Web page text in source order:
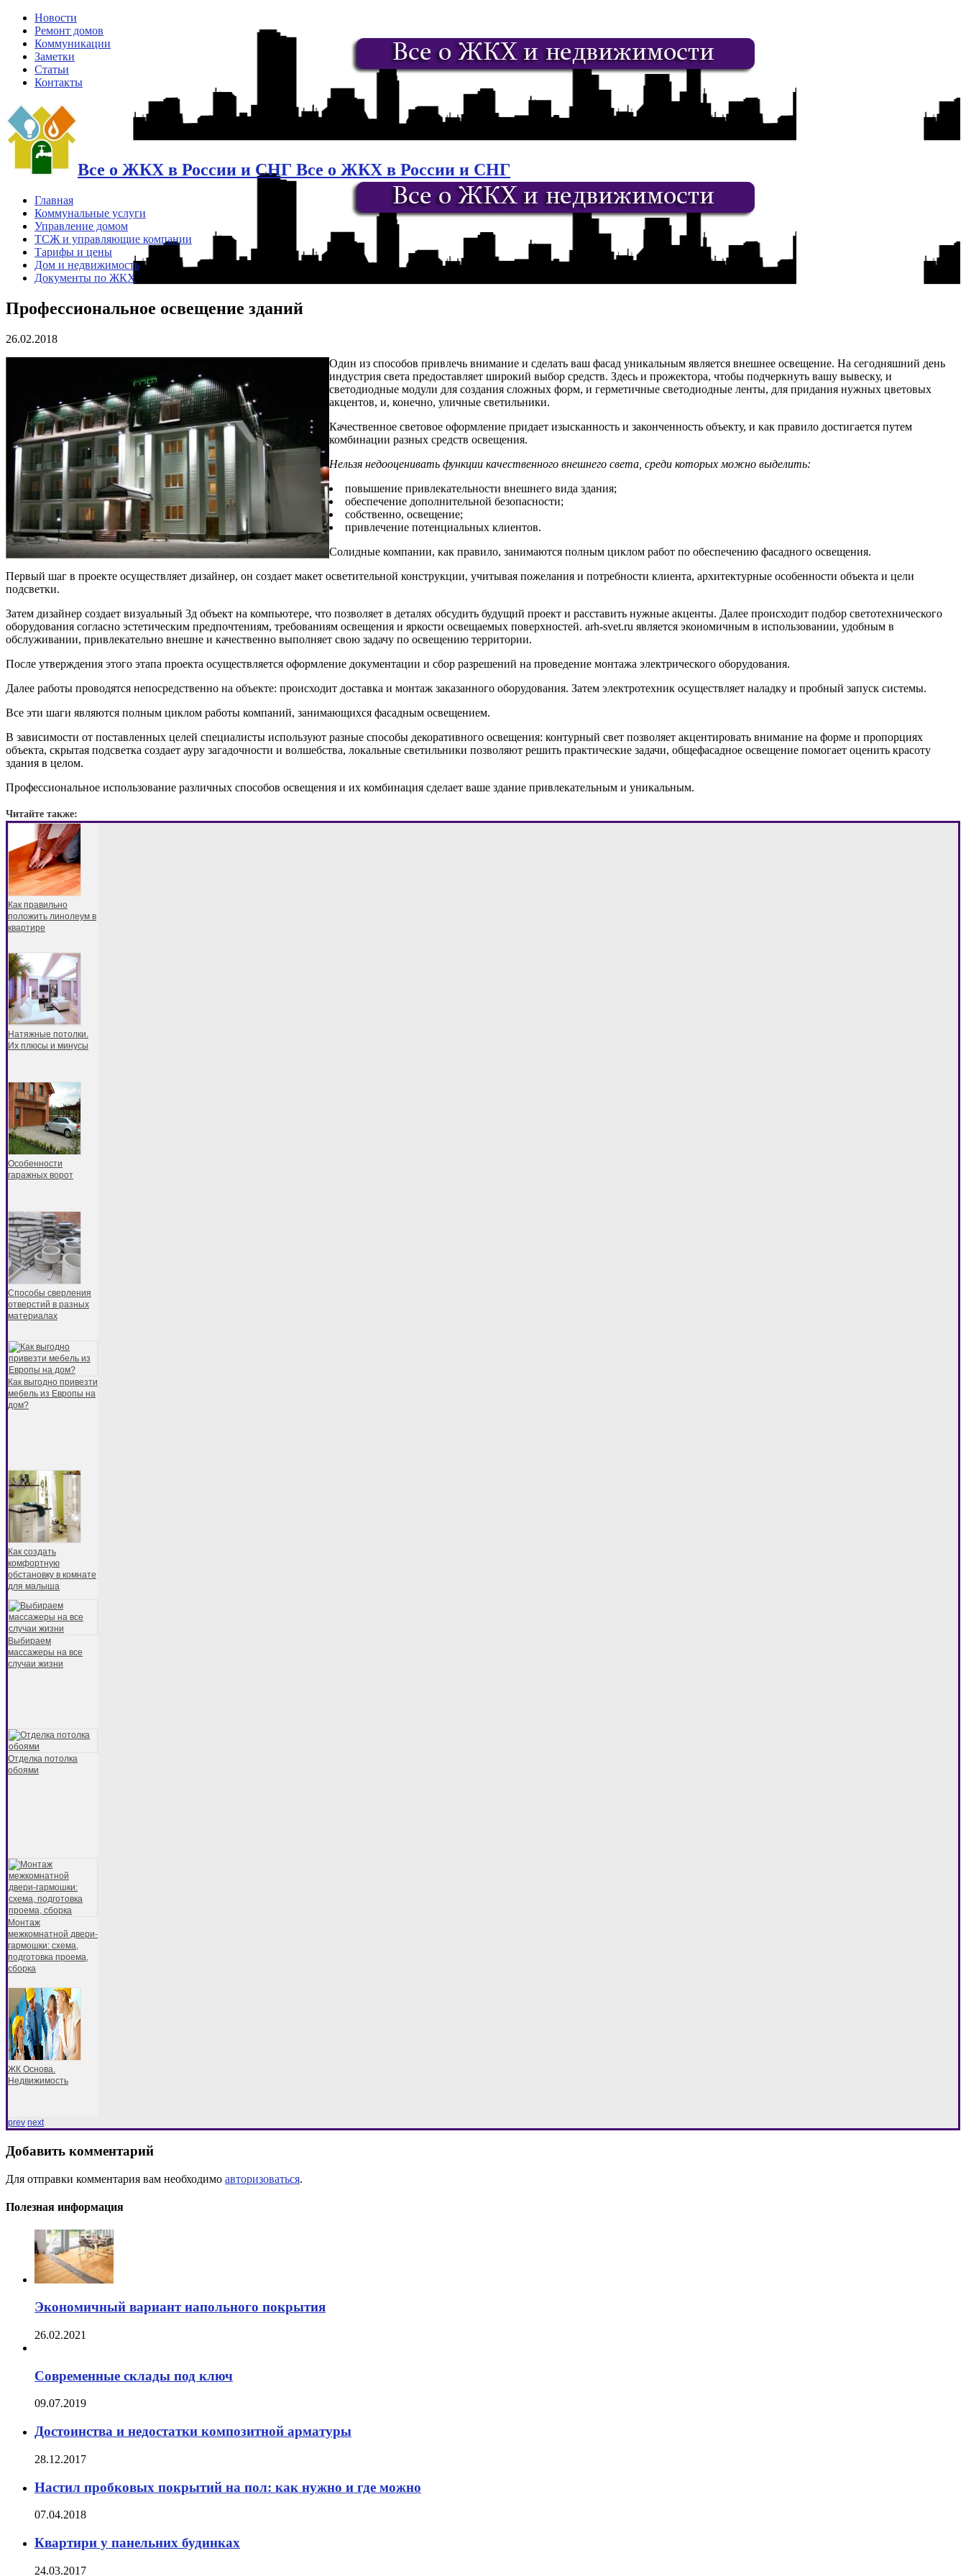
Новости
Ремонт домов
Коммуникации
Заметки
Статьи
Контакты
Все о ЖКХ в России и СНГ Все о ЖКХ в России и СНГ
Главная
Коммунальные услуги
Управление домом
ТСЖ и управляющие компании
Тарифы и цены
Дом и недвижимость
Документы по ЖКХ
Профессиональное освещение зданий
26.02.2018
Один из способов привлечь внимание и сделать ваш фасад уникальным является внешнее освещение. На сегодняшний день
индустрия света предоставляет широкий выбор средств. Здесь и прожектора, чтобы подчеркнуть вашу вывеску, и
светодиодные модули для создания сложных форм, и герметичные светодиодные ленты, для придания нужных цветовых
акцентов, и, конечно, уличные светильники.
Качественное световое оформление придает изысканность и законченность объекту, и как правило достигается путем
комбинации разных средств освещения.
Нельзя недооценивать функции качественного внешнего света, среди которых можно выделить:
повышение привлекательности внешнего вида здания;
обеспечение дополнительной безопасности;
собственно, освещение;
привлечение потенциальных клиентов.
Солидные компании, как правило, занимаются полным циклом работ по обеспечению фасадного освещения.
Первый шаг в проекте осуществляет дизайнер, он создает макет осветительной конструкции, учитывая пожелания и потребности клиента, архитектурные особенности объекта и цели
подсветки.
Затем дизайнер создает визуальный 3д объект на компьютере, что позволяет в деталях обсудить будущий проект и расставить нужные акценты. Далее происходит подбор светотехнического
оборудования согласно эстетическим предпочтениям, требованиям освещения и яркости освещаемых поверхностей. arh-svet.ru является экономичным в использовании, удобным в
обслуживании, привлекательно внешне и качественно выполняет свою задачу по освещению территории.
После утверждения этого этапа проекта осуществляется оформление документации и сбор разрешений на проведение монтажа электрического оборудования.
Далее работы проводятся непосредственно на объекте: происходит доставка и монтаж заказанного оборудования. Затем электротехник осуществляет наладку и пробный запуск системы.
Все эти шаги являются полным циклом работы компаний, занимающихся фасадным освещением.
В зависимости от поставленных целей специалисты используют разные способы декоративного освещения: контурный свет позволяет акцентировать внимание на форме и пропорциях
объекта, скрытая подсветка создает ауру загадочности и волшебства, локальные светильники позволяют решить практические задачи, общефасадное освещение помогает оценить красоту
здания в целом.
Профессиональное использование различных способов освещения и их комбинация сделает ваше здание привлекательным и уникальным.
Читайте также:
Как правильно
положить линолеум в
квартире
Натяжные потолки.
Их плюсы и минусы
Особенности
гаражных ворот
Способы сверления
отверстий в разных
материалах
Как выгодно привезти
мебель из Европы на
дом?
Как создать
комфортную
обстановку в комнате
для малыша
Выбираем
массажеры на все
случаи жизни
Отделка потолка
обоями
Монтаж
межкомнатной двери-
гармошки: схема,
подготовка проема,
сборка
ЖК Основа.
Недвижимость
prev next
Добавить комментарий
Для отправки комментария вам необходимо авторизоваться.
Полезная информация
Экономичный вариант напольного покрытия
26.02.2021
Современные склады под ключ
09.07.2019
Достоинства и недостатки композитной арматуры
28.12.2017
Настил пробковых покрытий на пол: как нужно и где можно
07.04.2018
Квартири у панельних будинках
24.03.2017